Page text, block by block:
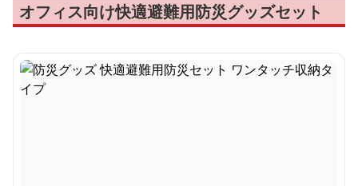
オフィス向け快適避難用防災グッズセット